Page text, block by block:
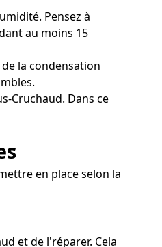
Pensez à
au moins 15
la condensation
Cruchaud. Dans ce
en place selon la
et de l'réparer. Cela